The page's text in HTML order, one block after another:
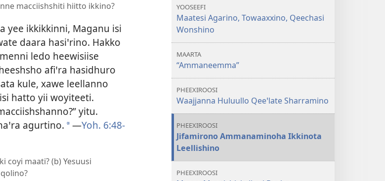
macciishshiti hiitto ikkino?
yee ikkikkinni, Maganu isi
daara hasiꞌrino. Hakko
ledo heewisiise
afiꞌra hasidhuro
kule, xawe leellanno
hatto yii woyiteeti.
yitu.
agurtino. a—Yoh. 6:48-
coyi maati? (b) Yesuusi
YOOSEEFI
Maatesi Agarino, Towaaxxino, Qeechasi
Wonshino
MAARTA
“Ammaneemma”
PHEEXIROOSI
Waajjanna Huluullo Qeeꞌlate Sharramino
PHEEXIROOSI
Jifamirono Ammanaminoha Ikkinota
Leellishino
PHEEXIROOSI